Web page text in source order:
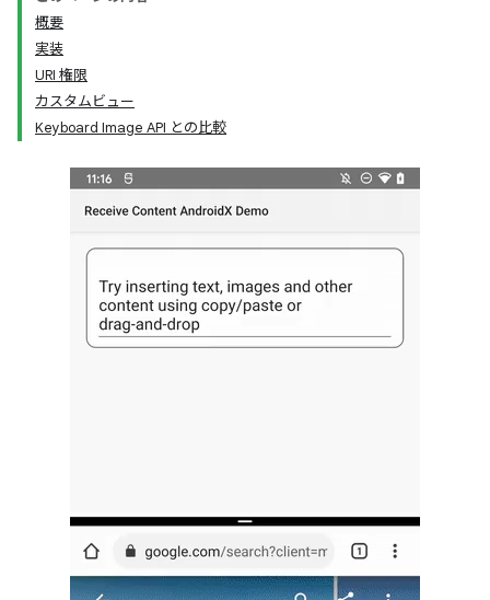
概要
実装
URI 権限
カスタムビュー
Keyboard Image API との比較